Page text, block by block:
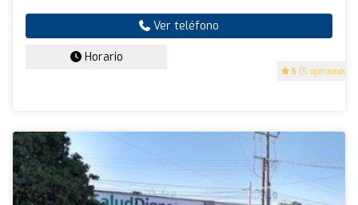
5 (5 opiniones)
Ver teléfono
Horario